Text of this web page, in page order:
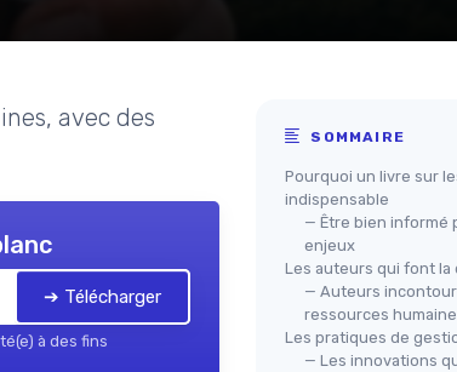
avec des
➔ Télécharger
à des fins
SOMMAIRE
Pourquoi un livre sur
indispensable
— Être bien informé
enjeux
Les auteurs qui font la
— Auteurs
ressources
Les pratiques de
— Les innovations